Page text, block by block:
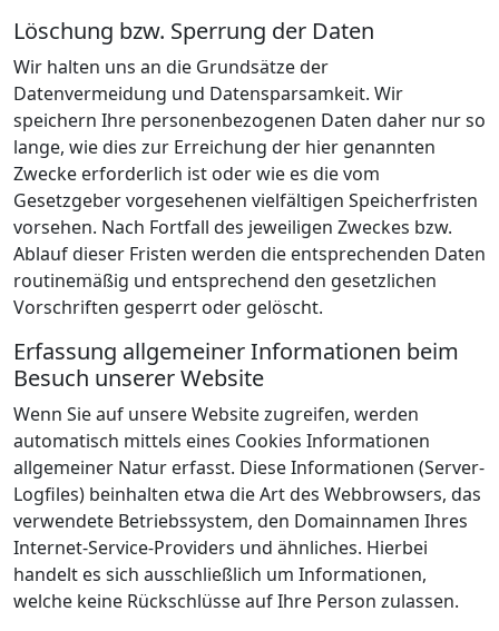
Löschung bzw. Sperrung der Daten
Wir halten uns an die Grundsätze der
Datenvermeidung und Datensparsamkeit. Wir
speichern Ihre personenbezogenen Daten daher nur so
lange, wie dies zur Erreichung der hier genannten
Zwecke erforderlich ist oder wie es die vom
Gesetzgeber vorgesehenen vielfältigen Speicherfristen
vorsehen. Nach Fortfall des jeweiligen Zweckes bzw.
Ablauf dieser Fristen werden die entsprechenden Daten
routinemäßig und entsprechend den gesetzlichen
Vorschriften gesperrt oder gelöscht.
Erfassung allgemeiner Informationen beim
Besuch unserer Website
Wenn Sie auf unsere Website zugreifen, werden
automatisch mittels eines Cookies Informationen
allgemeiner Natur erfasst. Diese Informationen (Server-
Logfiles) beinhalten etwa die Art des Webbrowsers, das
verwendete Betriebssystem, den Domainnamen Ihres
Internet-Service-Providers und ähnliches. Hierbei
handelt es sich ausschließlich um Informationen,
welche keine Rückschlüsse auf Ihre Person zulassen.